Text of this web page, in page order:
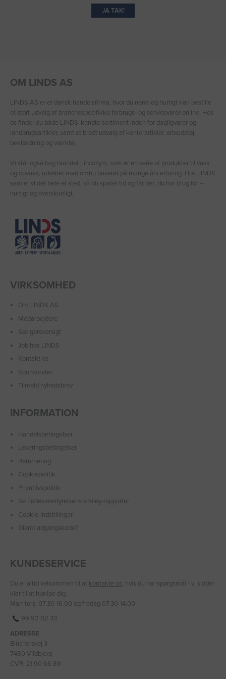
JA TAK!
OM LINDS AS
LINDS AS er et dansk handelsfirma, hvor du nemt og hurtigt kan bestille
et stort udvalg af branchespecifikke forbrugs- og servicevarer online. Hos
os finder du både LINDS′ kendte sortiment inden for dagligvarer og
landbrugsartikler, samt et bredt udvalg af kontorartikler, arbejdstøj,
beklædning og værktøj.
Vi står også bag brandet Lincozym, som er en serie af produkter til vask
og opvask, udviklet med omhu baseret på mange års erfaring. Hos LINDS
samler vi det hele ét sted, så du sparer tid og får det, du har brug for –
hurtigt og overskueligt.
VIRKSOMHED
Om LINDS AS
Medarbejdere
Sælgeroversigt
Job hos LINDS
Kontakt os
Sponsorater
Tilmeld nyhedsbrev
INFORMATION
Handelsbetingelser
Leveringsbetingelser
Returnering
Cookiepolitik
Privatlivspolitik
Se Fødevarestyrelsens smiley-rapporter
Cookie-indstillinger
Glemt adgangskode?
KUNDESERVICE
Du er altid velkommen til at kontakte os, hvis du har spørgsmål - vi sidder
klar til at hjælpe dig.
Man-tors: 07.30-16.00 og fredag 07.30-14.00.
99 92 02 33
ADRESSE
Blüchersvej 3
7480 Vildbjerg
CVR: 21 90 66 89